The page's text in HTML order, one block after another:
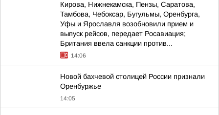
Кирова, Нижнекамска, Пензы, Саратова,
Тамбова, Чебоксар, Бугульмы, Оренбурга,
Уфы и Ярославля возобновили прием и
выпуск рейсов, передает Росавиация;
Британия ввела санкции против...
14:06
Новой бахчевой столицей России признали
Оренбуржье
14:05